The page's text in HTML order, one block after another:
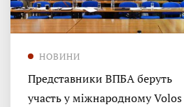
НОВИНИ
Представники ВПБА беруть
участь у міжнародному Volos